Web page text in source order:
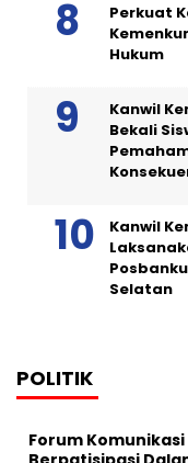
Perkuat
Hukum
Kanwil
Bekali
Kanwil
Selatan
POLITIK
Forum Komunikasi